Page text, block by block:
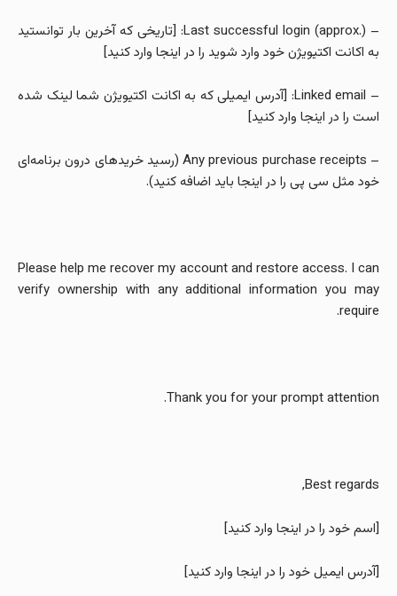
– Last successful login (approx.): [تاریخی که آخرین بار توانستید
به اکانت اکتیویژن خود وارد شوید را در اینجا وارد کنید]
– Linked email: [آدرس ایمیلی که به اکانت اکتیویژن شما لینک شده
است را در اینجا وارد کنید]
– Any previous purchase receipts (رسید خریدهای درون برنامه‌ای
خود مثل سی پی را در اینجا باید اضافه کنید).
Please help me recover my account and restore access. I can
verify ownership with any additional information you may
require.
Thank you for your prompt attention.
Best regards,
[اسم خود را در اینجا وارد کنید]
[آدرس ایمیل خود را در اینجا وارد کنید]